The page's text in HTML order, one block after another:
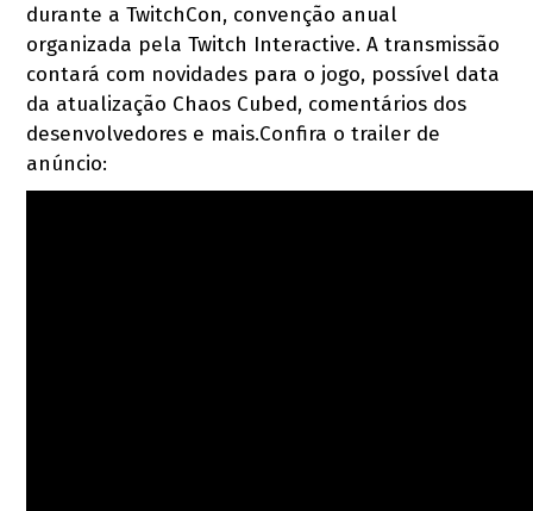
durante a TwitchCon, convenção anual
organizada pela Twitch Interactive. A transmissão
contará com novidades para o jogo, possível data
da atualização Chaos Cubed, comentários dos
desenvolvedores e mais.Confira o trailer de
anúncio: